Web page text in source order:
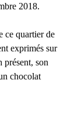
2018.
ce quartier de
exprimés sur
présent, son
chocolat